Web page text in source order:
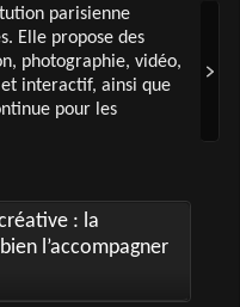
parisienne
Elle propose des
photographie, vidéo,
interactif, ainsi que
pour les
: la
l’accompagner